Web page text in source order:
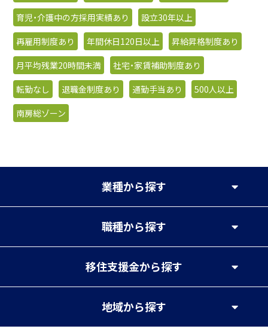
育児・介護中の方採用実績あり
設立30年以上
再雇用制度あり
年間休日120日以上
昇給昇格制度あり
月平均残業20時間未満
社宅・家賃補助制度あり
転勤なし
退職金制度あり 通勤手当あり
500人以上
南房総ゾーン
業種から探す
職種から探す
移住支援金から探す
地域から探す